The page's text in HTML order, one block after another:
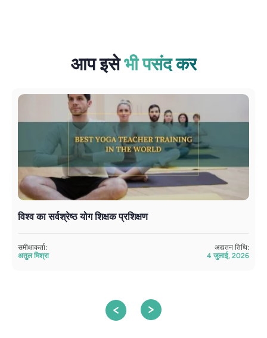
आप इसेभी पसंद कर
विश्व का सर्वश्रेष्ठ योग शिक्षक प्रशिक्षण
समीक्षाकर्ता:
अतुल मिश्रा
अद्यतन तिथि:
4 जुलाई, 2026